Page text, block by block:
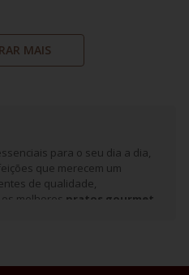
MAIS
para o seu dia a dia,
que merecem um
de qualidade,
melhores pratos gourmet